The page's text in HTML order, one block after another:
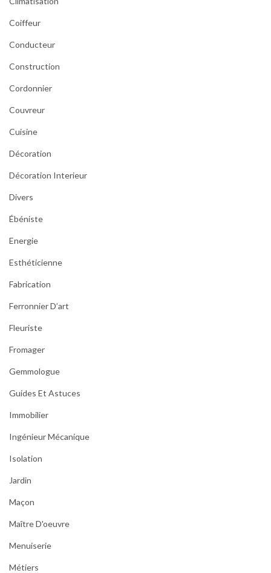
Coiffeur
Conducteur
Construction
Cordonnier
Couvreur
Cuisine
Décoration
Décoration Interieur
Divers
Ébéniste
Energie
Esthéticienne
Fabrication
Ferronnier D’art
Fleuriste
Fromager
Gemmologue
Guides Et Astuces
Immobilier
Ingénieur Mécanique
Isolation
Jardin
Maçon
Maître D'oeuvre
Menuiserie
Métiers